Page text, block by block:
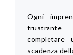
Ogni
frustrante
completare
scadenza